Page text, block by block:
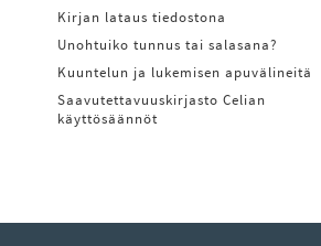
Kirjan lataus tiedostona
Unohtuiko tunnus tai salasana?
Kuuntelun ja lukemisen apuvälineitä
Saavutettavuuskirjasto Celian
käyttösäännöt